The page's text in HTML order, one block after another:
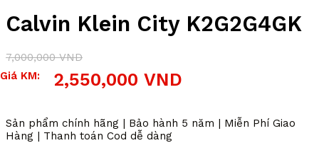
Calvin Klein City K2G2G4GK
7,000,000VND
Giá
2,550,000 VND
Giá
2,550,000 VND.
Giá KM:
Sản phẩm chính hãng | Bảo hành 5 năm | Miễn Phí Giao
Hàng | Thanh toán Cod dễ dàng